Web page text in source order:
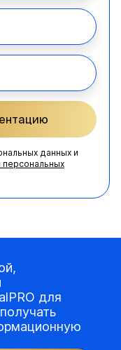
данных и
персональных
для